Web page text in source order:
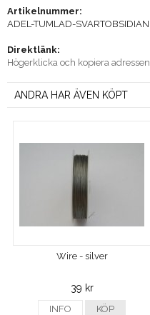
Artikelnummer:
ADEL-TUMLAD-SVARTOBSIDIAN
Direktlänk:
Högerklicka och kopiera adressen
ANDRA HAR ÄVEN KÖPT
Wire - silver
39 kr
INFO KÖP